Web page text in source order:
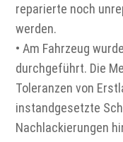
reparierte noch
werden.
• Am Fahrzeug
durchgeführt. Die
Toleranzen von
instandgesetzte
Nachlackierungen